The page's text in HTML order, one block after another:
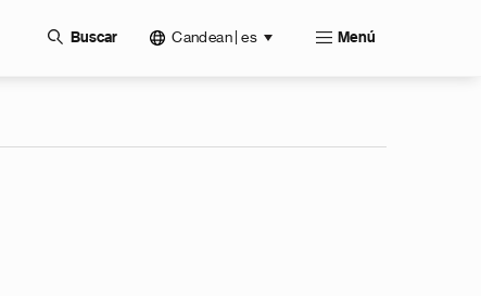
Buscar Candean | es Menú